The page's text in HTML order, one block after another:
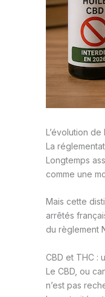
L’évolution
La
Longtemps
comme une
Mais cette
arrêtés
du règlement
CBD et THC :
Le CBD, ou
n’est pas